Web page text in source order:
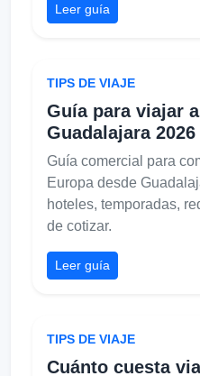
Leer guía
TIPS DE VIAJE
Guía para viajar
Guadalajara 2026
Guía comercial para
Europa desde
hoteles, temporadas,
de cotizar.
Leer guía
TIPS DE VIAJE
Cuánto cuesta